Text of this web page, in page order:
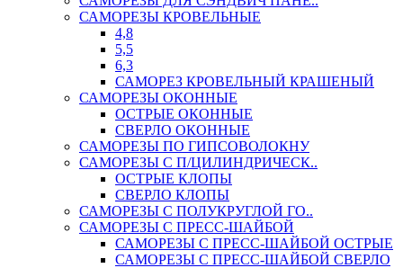
САМОРЕЗЫ КРОВЕЛЬНЫЕ
4,8
5,5
6,3
САМОРЕЗ КРОВЕЛЬНЫЙ КРАШЕНЫЙ
САМОРЕЗЫ ОКОННЫЕ
ОСТРЫЕ ОКОННЫЕ
СВЕРЛО ОКОННЫЕ
САМОРЕЗЫ ПО ГИПСОВОЛОКНУ
САМОРЕЗЫ С П/ЦИЛИНДРИЧЕСК..
ОСТРЫЕ КЛОПЫ
СВЕРЛО КЛОПЫ
САМОРЕЗЫ С ПОЛУКРУГЛОЙ ГО..
САМОРЕЗЫ С ПРЕСС-ШАЙБОЙ
САМОРЕЗЫ С ПРЕСС-ШАЙБОЙ ОСТРЫЕ
САМОРЕЗЫ С ПРЕСС-ШАЙБОЙ СВЕРЛО